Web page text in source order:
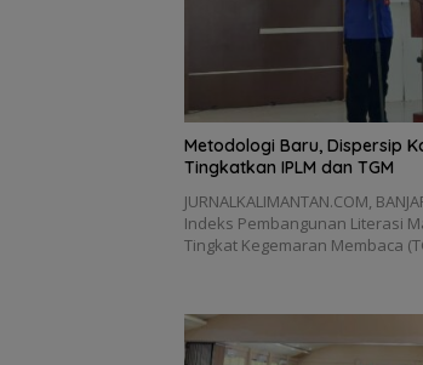
Metodologi Baru, Dispersip
Tingkatkan IPLM dan TGM
JURNALKALIMANTAN.COM,
Indeks Pembangunan Literasi
Tingkat Kegemaran Membaca